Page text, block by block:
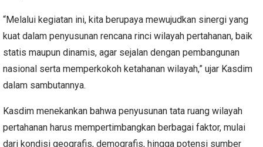
“Melalui kegiatan ini, kita berupaya mewujudkan sinergi yang
kuat dalam penyusunan rencana rinci wilayah pertahanan, baik
statis maupun dinamis, agar sejalan dengan pembangunan
nasional serta memperkokoh ketahanan wilayah,” ujar Kasdim
dalam sambutannya.
Kasdim menekankan bahwa penyusunan tata ruang wilayah
pertahanan harus mempertimbangkan berbagai faktor, mulai
dari kondisi geografis, demografis, hingga potensi sumber